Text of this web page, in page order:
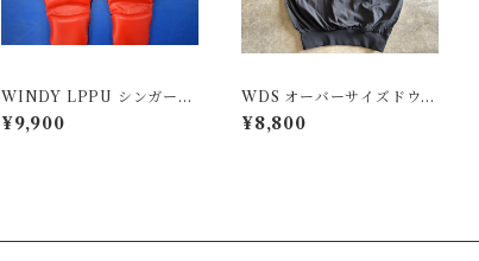
WINDY LPPU シンガード
M
¥9,900
WDS オーバーサイズドウォ
ームアップウェア
¥8,800